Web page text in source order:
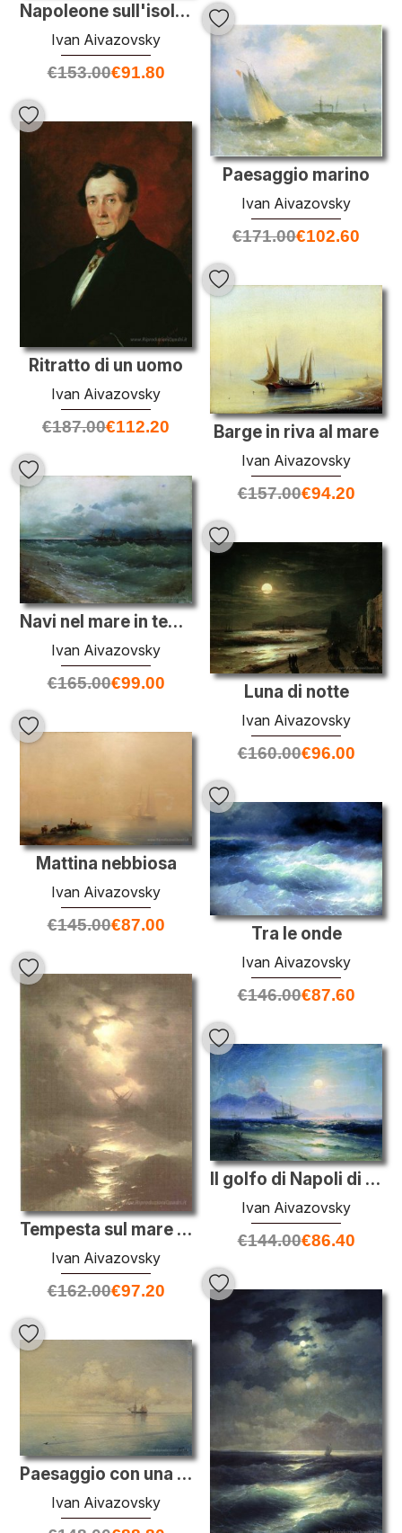
Napoleone sull'isola di Sant'Elena
Ivan Aivazovsky
€153.00€91.80
Paesaggio marino
Ivan Aivazovsky
€171.00€102.60
Ritratto di un uomo
Ivan Aivazovsky
€187.00€112.20 Barge in riva al mare
Ivan Aivazovsky
€157.00€94.20
Navi nel mare in tempesta. Alba
Ivan Aivazovsky
€165.00€99.00 Luna di notte
Ivan Aivazovsky
€160.00€96.00
Mattina nebbiosa
Ivan Aivazovsky
€145.00€87.00 Tra le onde
Ivan Aivazovsky
€146.00€87.60
Tempesta sul mare del Nord
Ivan Aivazovsky
€162.00€97.20
Il golfo di Napoli di notte
Ivan Aivazovsky
€144.00€86.40
Paesaggio con una barca a vela
Ivan Aivazovsky